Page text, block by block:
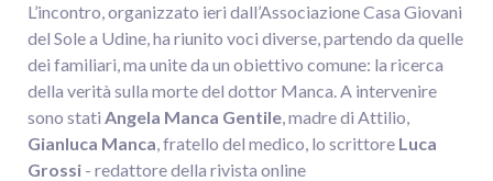
L’incontro, organizzato ieri dall’Associazione Casa Giovani
del Sole a Udine, ha riunito voci diverse, partendo da quelle
dei familiari, ma unite da un obiettivo comune: la ricerca
della verità sulla morte del dottor Manca. A intervenire
sono stati Angela Manca Gentile, madre di Attilio,
Gianluca Manca, fratello del medico, lo scrittore Luca
Grossi - redattore della rivista online